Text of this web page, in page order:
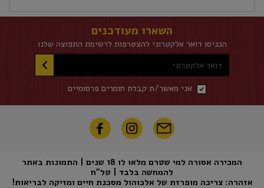
השארו מעודכנים
הכניסו דואר אלקטרוני להצטרפות לרשימת התפוצה שלנו
דואר אלקטרוני
אני מאשר/ת קבלת חומרים פרסומיים
המכירה אסורה למי שטרם מלאו לו 18 שנים | התמונות באתר
להמחשה בלבד | טל"ח
אזהרה: צריכה מופרזת של אלכוהול מסכנת חיים ומזיקה לבריאות!